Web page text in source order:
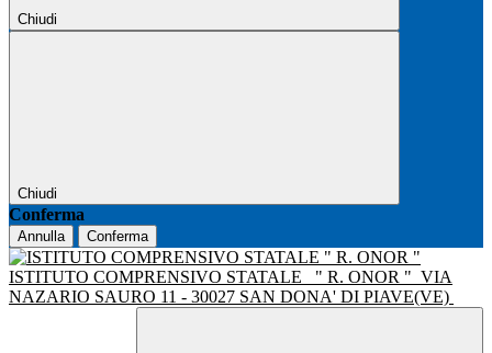
Chiudi
Chiudi
Conferma
Annulla Conferma
ISTITUTO COMPRENSIVO STATALE " R. ONOR " VIA
NAZARIO SAURO 11 - 30027 SAN DONA' DI PIAVE(VE)